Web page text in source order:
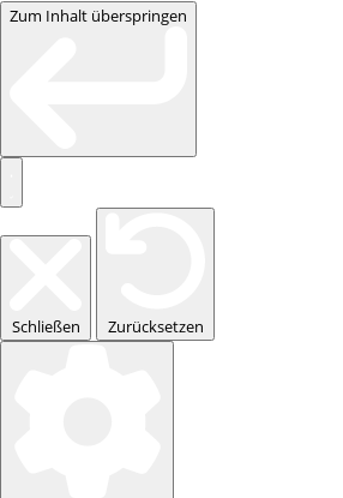
Zum Inhalt überspringen
Schließen Zurücksetzen